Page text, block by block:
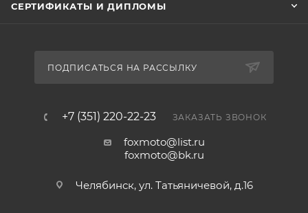
СЕРТИФИКАТЫ И ДИПЛОМЫ
ПОДПИСАТЬСЯ НА РАССЫЛКУ
+7 (351) 220-22-23 ЗАКАЗАТЬ ЗВОНОК
foxmoto@list.ru
foxmoto@bk.ru
Челябинск, ул. Татьяничевой, д.16